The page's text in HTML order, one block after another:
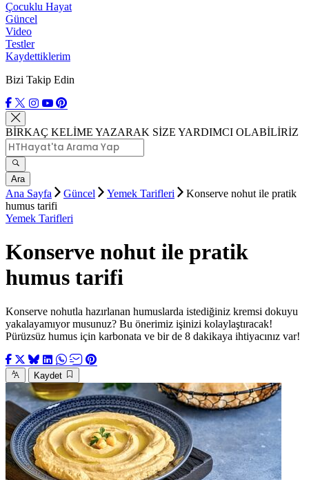
Çocuklu Hayat
Güncel
Video
Testler
Kaydettiklerim
Bizi Takip Edin
BİRKAÇ KELİME YAZARAK SİZE YARDIMCI OLABİLİRİZ
Ara
Ana Sayfa Güncel Yemek Tarifleri
Konserve nohut ile pratik
humus tarifi
Yemek Tarifleri
Konserve nohut ile pratik
humus tarifi
Konserve nohutla hazırlanan humuslarda istediğiniz kremsi dokuyu
yakalayamıyor musunuz? Bu önerimiz işinizi kolaylaştıracak!
Pürüzsüz humus için karbonata ve bir de 8 dakikaya ihtiyacınız var!
Kaydet